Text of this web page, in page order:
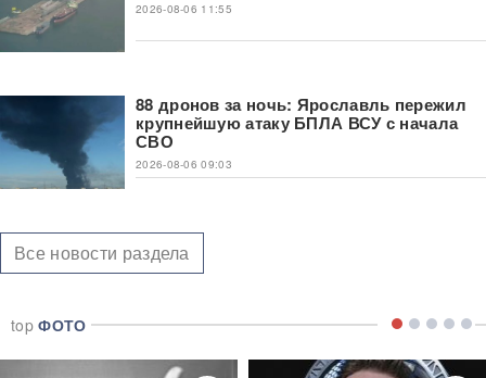
2026-08-06 11:55
88 дронов за ночь: Ярославль пережил
крупнейшую атаку БПЛА ВСУ с начала
СВО
2026-08-06 09:03
Все новости раздела
topФОТО